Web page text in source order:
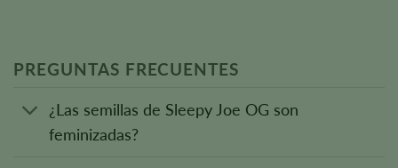
PREGUNTAS FRECUENTES
¿Las semillas de Sleepy Joe OG son
feminizadas?